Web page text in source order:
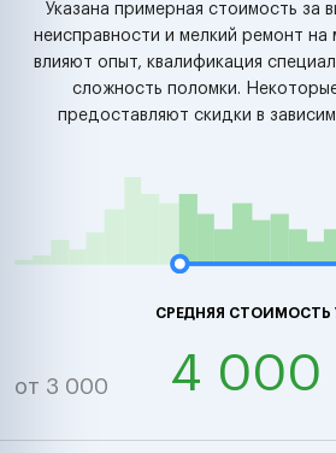
Указана примерная стоимость за
неисправности и мелкий ремонт на
влияют опыт, квалификация
сложность поломки.
предоставляют скидки в
СРЕДНЯЯ СТОИМОСТЬ
от 3 000 4 000